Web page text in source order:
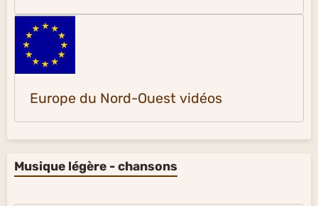
Europe du Nord-Ouest vidéos
Musique légère - chansons